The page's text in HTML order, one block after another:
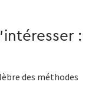
:
des méthodes